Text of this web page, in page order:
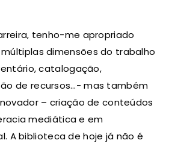
tenho-me apropriado
dimensões do trabalho
catalogação,
de recursos…- mas também
– criação de conteúdos
mediática e em
A biblioteca de hoje já não é